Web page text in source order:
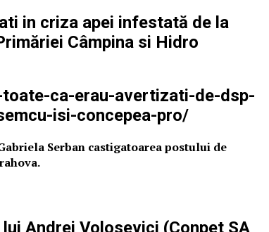
in criza apei infestată de la
Câmpina si Hidro
ca-erau-avertizati-de-dsp-
isi-concepea-pro/
Serban castigatoarea postului de
Andrei Volosevici (Conpet SA